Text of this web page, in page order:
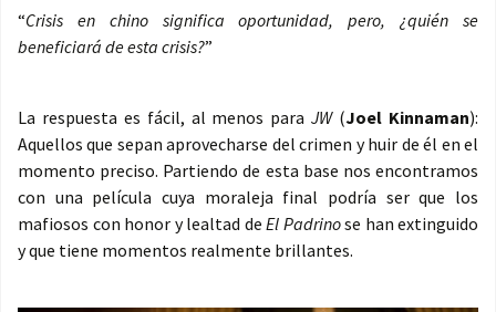
“Crisis en chino significa oportunidad, pero, ¿quién se
beneficiará de esta crisis?”
La respuesta es fácil, al menos paraJW (Joel Kinnaman):
Aquellos que sepan aprovecharse del crimen y huir de él en el
momento preciso. Partiendo de esta base nos encontramos
con una película cuya moraleja final podría ser que los
mafiosos con honor y lealtad de El Padrinose han extinguido
y que tiene momentos realmente brillantes.